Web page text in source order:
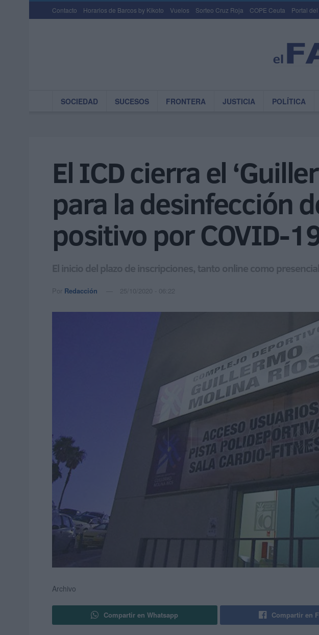
Contacto Horarios de Barcos by Kikoto Vuelos Sorteo Cruz Roja COPE Ceuta Portal
SOCIEDAD SUCESOS FRONTERA JUSTICIA POLÍTICA
El ICD cierra el
para la desinfección
positivo por COVID-
El inicio del plazo de inscripciones, tanto online como
Por Redacción 25/10/2020 - 06:22
Archivo
Compartir en Whatsapp Compartir en